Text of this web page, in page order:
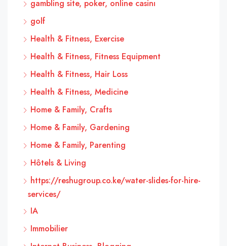
gambling site, poker, online casinı
golf
Health & Fitness, Exercise
Health & Fitness, Fitness Equipment
Health & Fitness, Hair Loss
Health & Fitness, Medicine
Home & Family, Crafts
Home & Family, Gardening
Home & Family, Parenting
Hôtels & Living
https://reshugroup.co.ke/water-slides-for-hire-
services/
IA
Immobilier